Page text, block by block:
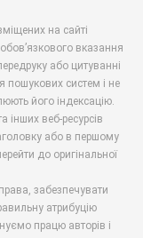
на сайті
вказання
або цитуванні
пошукових систем і не
його індексацію.
інших веб-ресурсів
або в першому
до оригінальної
забезпечувати
атрибуцію
працю авторів і